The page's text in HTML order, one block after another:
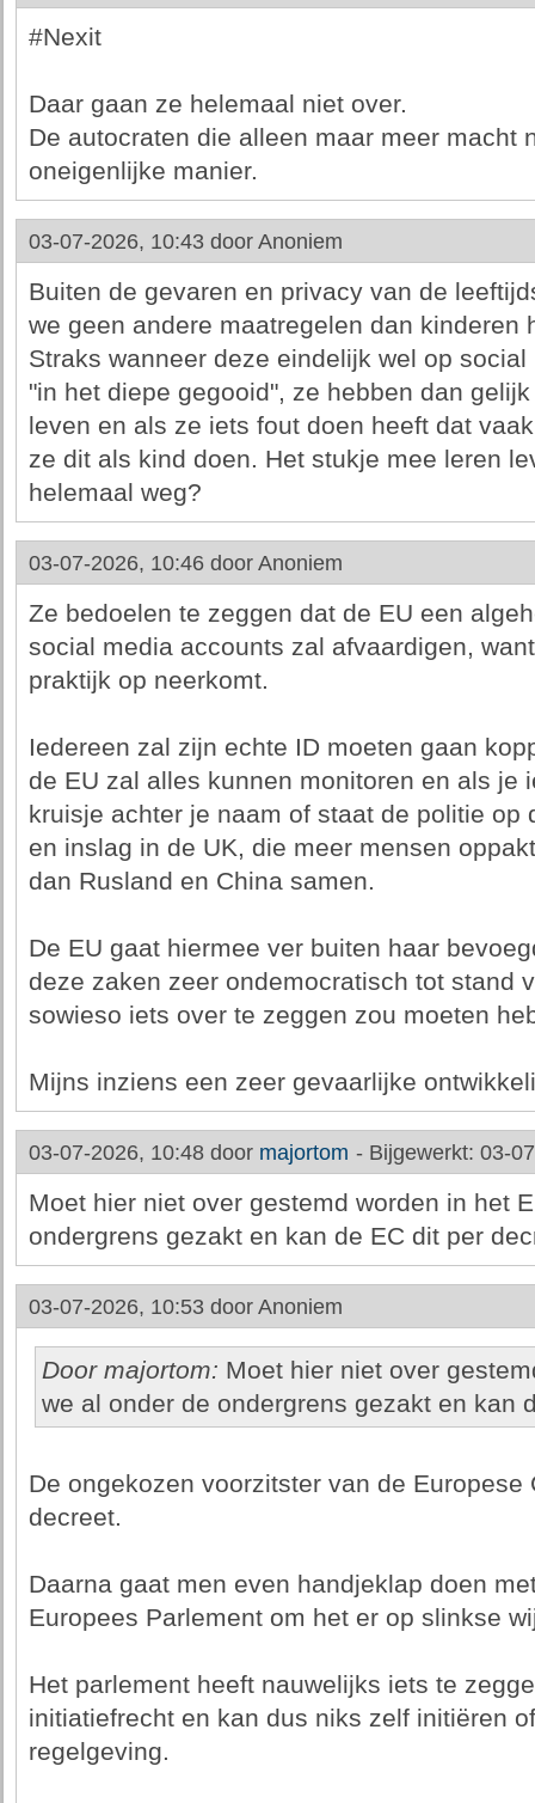
#Nexit
Daar gaan ze helemaal niet over.
De autocraten die alleen maar meer macht
oneigenlijke manier.
03-07-2026, 10:43 door Anoniem
Buiten de gevaren en privacy van de
we geen andere maatregelen dan kinderen
Straks wanneer deze eindelijk wel op
"in het diepe gegooid", ze hebben dan
leven en als ze iets fout doen heeft dat
ze dit als kind doen. Het stukje mee leren
helemaal weg?
03-07-2026, 10:46 door Anoniem
Ze bedoelen te zeggen dat de EU een
social media accounts zal afvaardigen,
praktijk op neerkomt.
Iedereen zal zijn echte ID moeten gaan
de EU zal alles kunnen monitoren en als je
kruisje achter je naam of staat de politie op
en inslag in de UK, die meer mensen
dan Rusland en China samen.
De EU gaat hiermee ver buiten haar
deze zaken zeer ondemocratisch tot stand
sowieso iets over te zeggen zou moeten
Mijns inziens een zeer gevaarlijke
03-07-2026, 10:48 door majortom - Bijgewerkt: 03-
Moet hier niet over gestemd worden in het
ondergrens gezakt en kan de EC dit per
03-07-2026, 10:53 door Anoniem
Door majortom: Moet hier niet over
we al onder de ondergrens gezakt en kan
De ongekozen voorzitster van de
decreet.
Daarna gaat men even handjeklap doen
Europees Parlement om het er op slinkse
Het parlement heeft nauwelijks iets te
initiatiefrecht en kan dus niks zelf initiëren
regelgeving.